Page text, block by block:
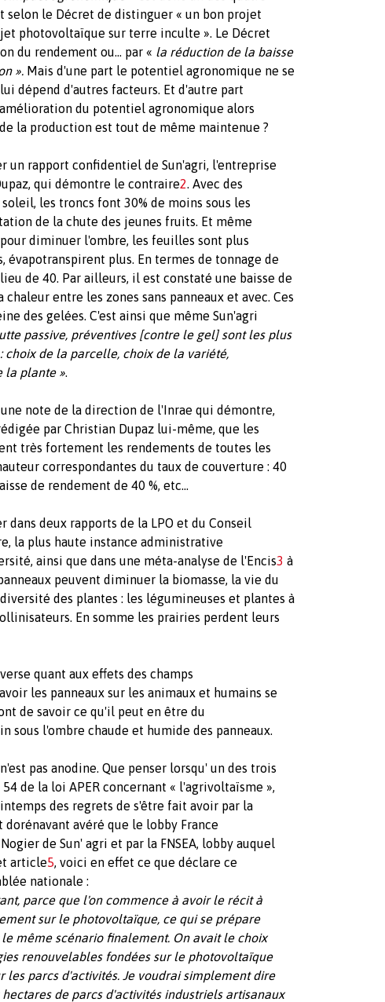
le Décret de distinguer « un bon projet
photovoltaïque sur terre inculte ». Le Décret
du rendement ou... par « la réduction de la baisse
». Mais d'une part le potentiel agronomique ne se
dépend d'autres facteurs. Et d'autre part
du potentiel agronomique alors
la production est tout de même maintenue ?
un rapport confidentiel de Sun'agri, l'entreprise
qui démontre le contraire2. Avec des
les troncs font 30% de moins sous les
de la chute des jeunes fruits. Et même
diminuer l'ombre, les feuilles sont plus
évapotranspirent plus. En termes de tonnage de
de 40. Par ailleurs, il est constaté une baisse de
entre les zones sans panneaux et avec. Ces
des gelées. C'est ainsi que même Sun'agri
passive, préventives [contre le gel] sont les plus
choix de la parcelle, choix de la variété,
la plante ».
note de la direction de l'Inrae qui démontre,
par Christian Dupaz lui-même, que les
très fortement les rendements de toutes les
correspondantes du taux de couverture : 40
de rendement de 40 %, etc...
deux rapports de la LPO et du Conseil
la plus haute instance administrative
ainsi que dans une méta-analyse de l'Encis3 à
peuvent diminuer la biomasse, la vie du
des plantes : les légumineuses et plantes à
En somme les prairies perdent leurs
quant aux effets des champs
les panneaux sur les animaux et humains se
de savoir ce qu'il peut en être du
sous l'ombre chaude et humide des panneaux.
pas anodine. Que penser lorsqu' un des trois
de la loi APER concernant « l'agrivoltaïsme »,
des regrets de s'être fait avoir par la
avéré que le lobby France
de Sun' agri et par la FNSEA, lobby auquel
article5, voici en effet ce que déclare ce
nationale :
parce que l'on commence à avoir le récit à
sur le photovoltaïque, ce qui se prépare
même scénario finalement. On avait le choix
renouvelables fondées sur le photovoltaïque
les parcs d'activités. Je voudrai simplement dire
de parcs d'activités industriels artisanaux